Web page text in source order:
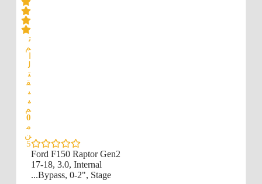
ت
م
ل
ت
ق
ي
ي
م
0
م
ن
5
Ford F150 Raptor Gen2
17-18, 3.0, Internal
Bypass, 0-2", Stage...